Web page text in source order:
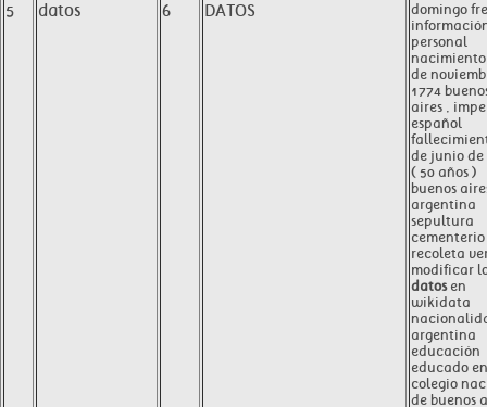
5 datos 6 DATOS
domingo
personal
nacimiento
de
1774
aires ,
español
de junio de
( 50 años )
buenos
argentina
sepultura
recoleta
modificar
datosen
wikidata
argentina
educación
educado en
colegio
de buenos